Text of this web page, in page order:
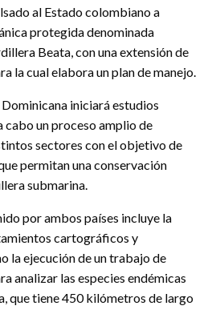
al Estado colombiano a
protegida denominada
Beata, con una extensión de
la cual elabora un plan de manejo.
iniciará estudios
un proceso amplio de
sectores con el objetivo de
permitan una conservación
submarina.
por ambos países incluye la
cartográficos y
la ejecución de un trabajo de
analizar las especies endémicas
que tiene 450 kilómetros de largo